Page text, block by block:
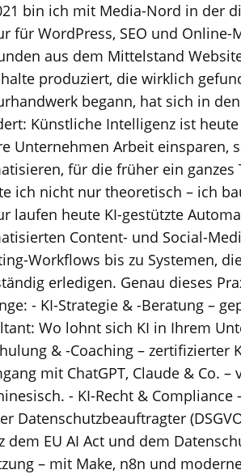
bin ich mit Media-Nord in der
für WordPress, SEO und
aus dem Mittelstand
produziert, die wirklich
begann, hat sich in
Künstliche Intelligenz ist
Unternehmen Arbeit einsparen,
für die früher ein ganzes
ich nicht nur theoretisch – ich
laufen heute KI-gestützte
Content- und Social-
Workflows bis zu Systemen,
erledigen. Genau dieses
- KI-Strategie & -Beratung –
Wo lohnt sich KI in Ihrem
& -Coaching – zertifizierter
mit ChatGPT, Claude & Co.
- KI-Recht &
Datenschutzbeauftragter
dem EU AI Act und dem
– mit Make, n8n und